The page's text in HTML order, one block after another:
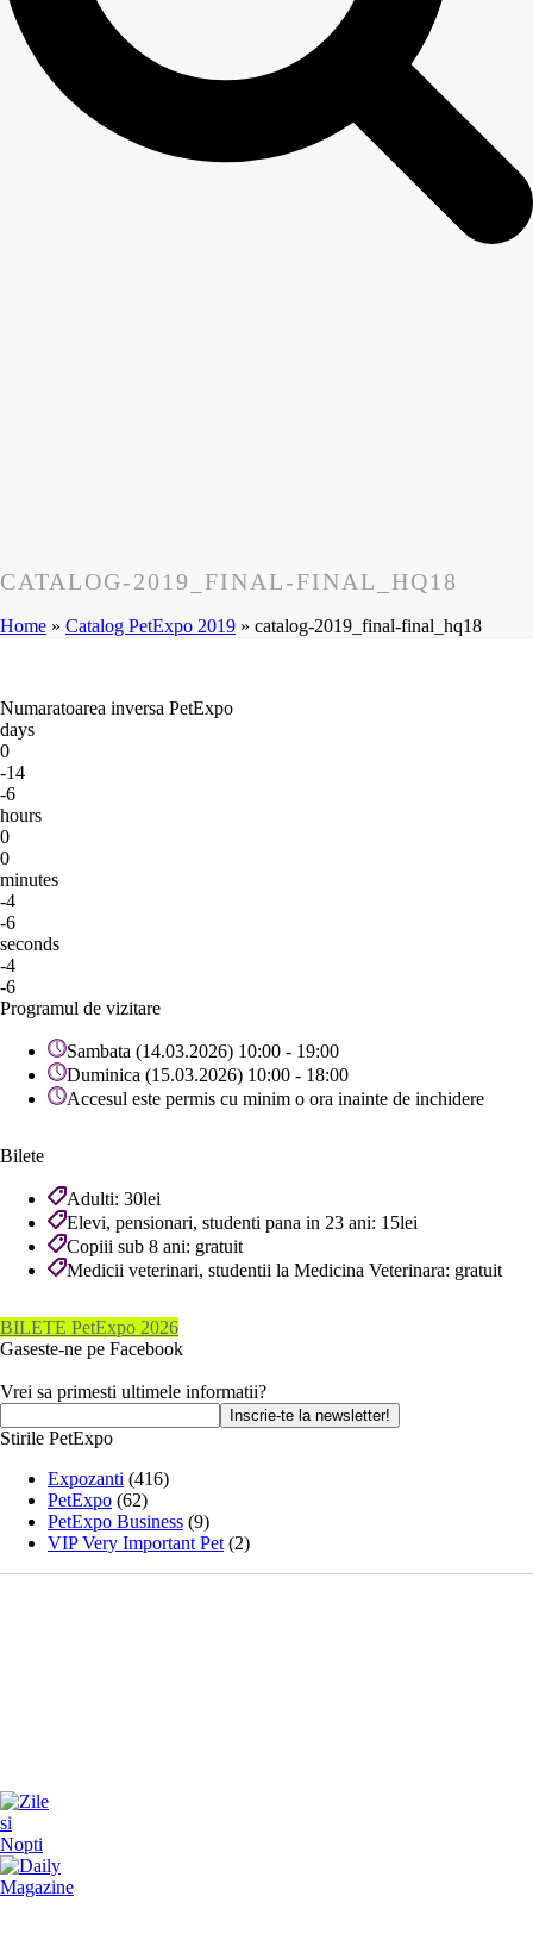
CATALOG-2019_FINAL-FINAL_HQ18
Home » Catalog PetExpo 2019 » catalog-2019_final-final_hq18
Numaratoarea inversa PetExpo
days
0
-14
-6
hours
0
0
minutes
-4
-6
seconds
-4
-6
Programul de vizitare
Sambata (14.03.2026) 10:00 - 19:00
Duminica (15.03.2026) 10:00 - 18:00
Accesul este permis cu minim o ora inainte de inchidere
Bilete
Adulti: 30lei
Elevi, pensionari, studenti pana in 23 ani: 15lei
Copiii sub 8 ani: gratuit
Medicii veterinari, studentii la Medicina Veterinara: gratuit
BILETE PetExpo 2026
Gaseste-ne pe Facebook
Vrei sa primesti ultimele informatii?
Stirile PetExpo
Expozanti (416)
PetExpo (62)
PetExpo Business (9)
VIP Very Important Pet (2)